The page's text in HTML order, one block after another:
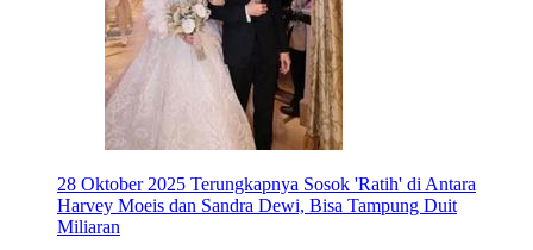
28 Oktober 2025 Terungkapnya Sosok 'Ratih' di Antara
Harvey Moeis dan Sandra Dewi, Bisa Tampung Duit
Miliaran